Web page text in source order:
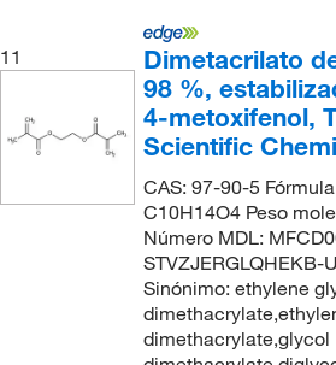
11
Dimetacrilato
98 %,
4-metoxifenol,
Scientific
CAS: 97-90-5
C10H14O4 Peso
Número MDL:
STVZJERGLQHEKB-
Sinónimo: ethylene
dimethacrylate,glycol